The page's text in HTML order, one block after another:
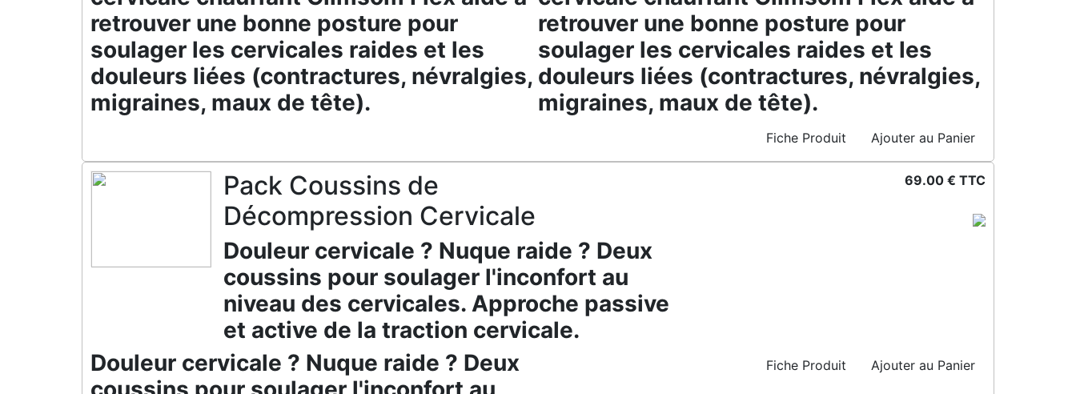
retrouver une bonne posture pour
soulager les cervicales raides et les
douleurs liées (contractures, névralgies,
migraines, maux de tête).
retrouver une bonne posture pour
soulager les cervicales raides et les
douleurs liées (contractures, névralgies,
migraines, maux de tête).
Fiche Produit Ajouter au Panier
Pack Coussins de
Décompression Cervicale
Douleur cervicale ? Nuque raide ? Deux
coussins pour soulager l'inconfort au
niveau des cervicales. Approche passive
et active de la traction cervicale.
Douleur cervicale ? Nuque raide ? Deux
69.00 € TTC
Fiche Produit Ajouter au Panier